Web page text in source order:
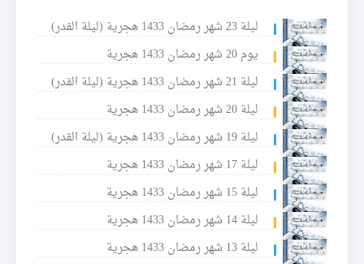
ليلة 23 شهر رمضان 1433 هجرية (ليلة القدر)
يوم 20 شهر رمضان 1433 هجرية
ليلة 21 شهر رمضان 1433 هجرية (ليلة القدر)
ليلة 20 شهر رمضان 1433 هجرية
ليلة 19 شهر رمضان 1433 هجرية (ليلة القدر)
ليلة 17 شهر رمضان 1433 هجرية
ليلة 15 شهر رمضان 1433 هجرية
ليلة 14 شهر رمضان 1433 هجرية
ليلة 13 شهر رمضان 1433 هجرية